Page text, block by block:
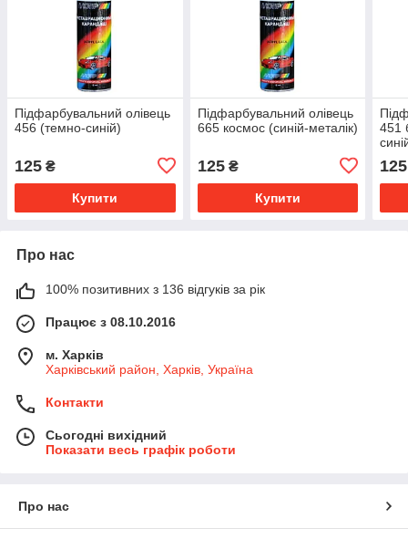
Підфарбувальний олівець
456 (темно-синій)
125 ₴
Купити
Підфарбувальний олівець
665 космос (синій-металік)
125₴
Купити
451
125
Про нас
100% позитивних з 136 відгуків за рік
Працює з 08.10.2016
м. Харків
Харківський район, Харків, Україна
Контакти
Сьогодні вихідний
Показати весь графік роботи
Про нас